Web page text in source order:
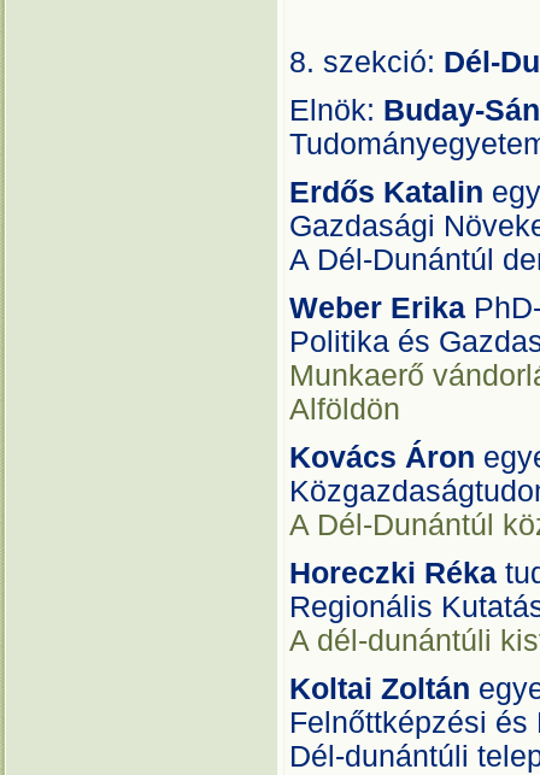
8. szekció: Dél-
Elnök: Buday-
Erdős Katalin
Gazdasági
A Dél-Dunántúl
Weber Erika
Politika és
Munkaerő
Alföldön
Kovács Áron
A Dél-Dunántúl
Horeczki Réka
Regionális
A dél-dunántúli
Koltai Zoltán
Felnőttképzési és
Dél-dunántúli